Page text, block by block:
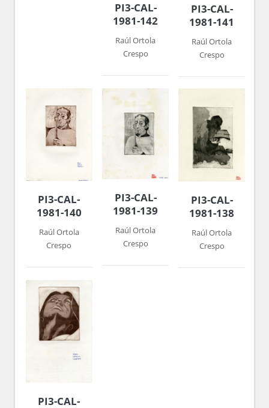
PI3-CAL-
1981-142
Raúl Ortola
Crespo
PI3-CAL-
1981-141
Raúl Ortola
Crespo
PI3-CAL-
1981-140
Raúl Ortola
Crespo
PI3-CAL-
1981-139
Raúl Ortola
Crespo
PI3-CAL-
1981-138
Raúl Ortola
Crespo
PI3-CAL-